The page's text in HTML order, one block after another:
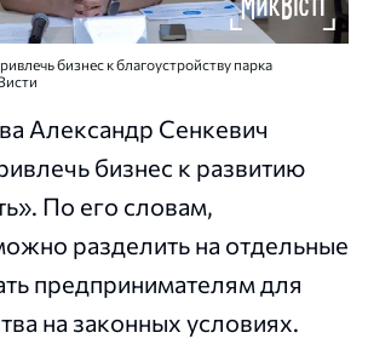
бизнес к благоустройству парка
Александр Сенкевич
бизнес к развитию
По его словам,
разделить на отдельные
предпринимателям для
на законных условиях.